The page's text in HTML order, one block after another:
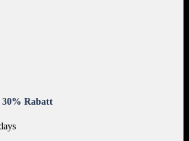
30% Rabatt